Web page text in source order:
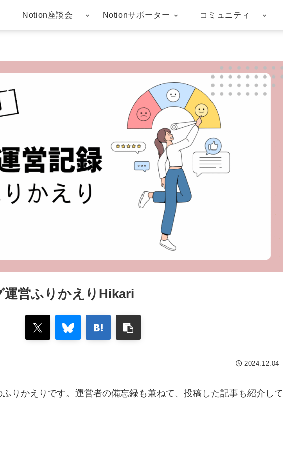
Notion座談会 Notionサポーター コミュニティ
運営ふりかえりHikari
2024.12.04
りかえりです。運営者の備忘録も兼ねて、投稿した記事も紹介して